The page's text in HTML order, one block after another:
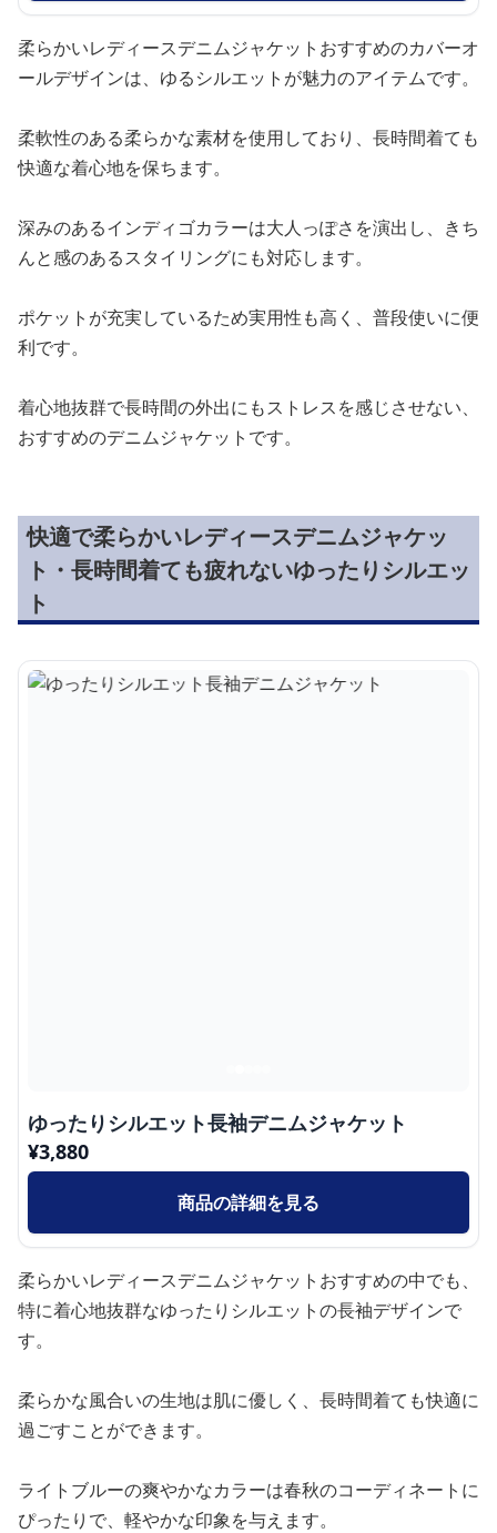
柔らかいレディースデニムジャケットおすすめのカバーオ
ールデザインは、ゆるシルエットが魅力のアイテムです。
柔軟性のある柔らかな素材を使用しており、長時間着ても
快適な着心地を保ちます。
深みのあるインディゴカラーは大人っぽさを演出し、きち
んと感のあるスタイリングにも対応します。
ポケットが充実しているため実用性も高く、普段使いに便
利です。
着心地抜群で長時間の外出にもストレスを感じさせない、
おすすめのデニムジャケットです。
快適で柔らかいレディースデニムジャケッ
ト・長時間着ても疲れないゆったりシルエッ
ト
ゆったりシルエット長袖デニムジャケット
¥3,880
商品の詳細を見る
柔らかいレディースデニムジャケットおすすめの中でも、
特に着心地抜群なゆったりシルエットの長袖デザインで
す。
柔らかな風合いの生地は肌に優しく、長時間着ても快適に
過ごすことができます。
ライトブルーの爽やかなカラーは春秋のコーディネートに
ぴったりで、軽やかな印象を与えます。